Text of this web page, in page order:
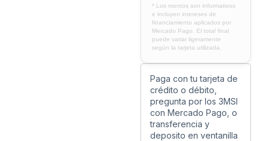
* Los montos son informativos
e incluyen intereses de
financiamiento aplicados por
Mercado Pago. El total final
puede variar ligeramente
según la tarjeta utilizada.
Paga con tu tarjeta de
crédito o débito,
pregunta por los 3MSI
con Mercado Pago, o
transferencia y
deposito en ventanilla